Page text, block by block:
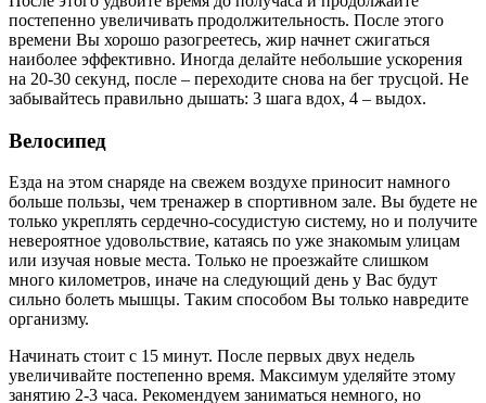
постепенно увеличивать продолжительность. После этого
времени Вы хорошо разогреетесь, жир начнет сжигаться
наиболее эффективно. Иногда делайте небольшие ускорения
на 20-30 секунд, после – переходите снова на бег трусцой. Не
забывайтесь правильно дышать: 3 шага вдох, 4 – выдох.
Велосипед
Езда на этом снаряде на свежем воздухе приносит намного
больше пользы, чем тренажер в спортивном зале. Вы будете не
только укреплять сердечно-сосудистую систему, но и получите
невероятное удовольствие, катаясь по уже знакомым улицам
или изучая новые места. Только не проезжайте слишком
много километров, иначе на следующий день у Вас будут
сильно болеть мышцы. Таким способом Вы только навредите
организму.
Начинать стоит с 15 минут. После первых двух недель
увеличивайте постепенно время. Максимум уделяйте этому
занятию 2-3 часа. Рекомендуем заниматься немного, но